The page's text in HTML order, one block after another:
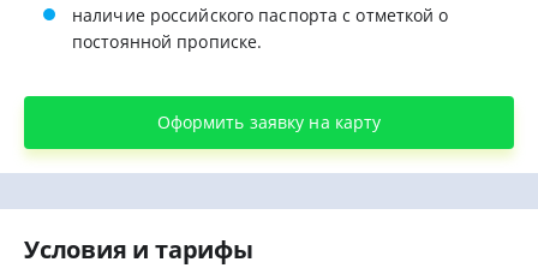
наличие российского паспорта с отметкой о
постоянной прописке.
Оформить заявку на карту
Условия и тарифы